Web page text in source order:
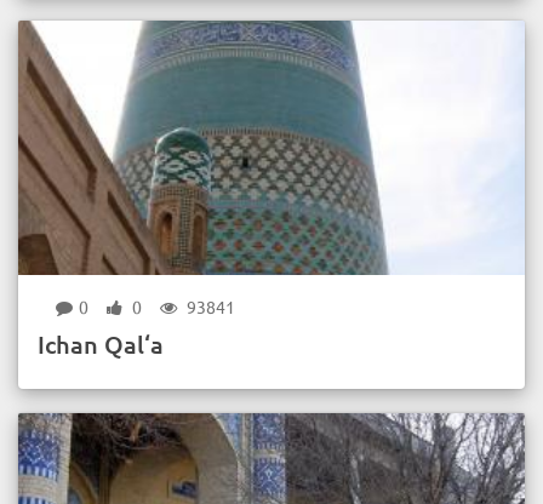
0 0 93841
Ichan Qal‘a